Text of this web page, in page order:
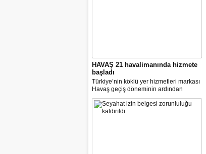
HAVAŞ 21 havalimanında hizmete
başladı
Türkiye’nin köklü yer hizmetleri markası
Havaş geçiş döneminin ardından
koronavirüse karşı tüm önlemleri alarak
tarifeli yolcu seferlerine hizmet vermeye
başladı.